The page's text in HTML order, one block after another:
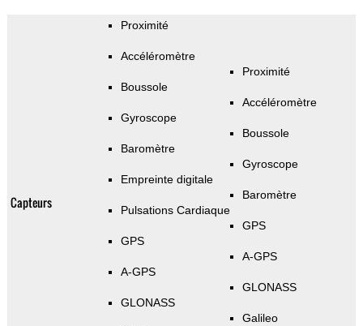
Capteurs
Proximité
Accéléromètre
Boussole
Gyroscope
Baromètre
Empreinte digitale
Pulsations Cardiaque
GPS
A-GPS
GLONASS
Proximité
Accéléromètre
Boussole
Gyroscope
Baromètre
GPS
A-GPS
GLONASS
Galileo